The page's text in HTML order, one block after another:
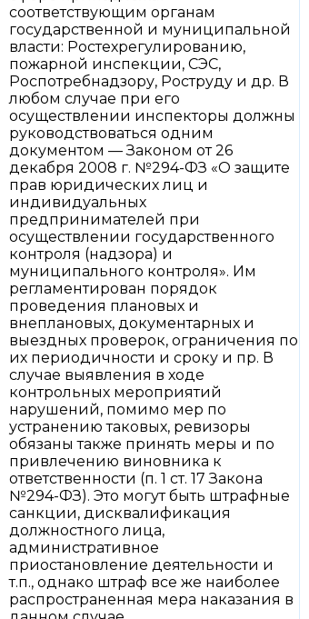
соответствующим органам
государственной и муниципальной
власти: Ростехрегулированию,
пожарной инспекции, СЭС,
Роспотребнадзору, Роструду и др. В
любом случае при его
осуществлении инспекторы должны
руководствоваться одним
документом — Законом от 26
декабря 2008 г. №294-ФЗ «О защите
прав юридических лиц и
индивидуальных
предпринимателей при
осуществлении государственного
контроля (надзора) и
муниципального контроля». Им
регламентирован порядок
проведения плановых и
внеплановых, документарных и
выездных проверок, ограничения по
их периодичности и сроку и пр. В
случае выявления в ходе
контрольных мероприятий
нарушений, помимо мер по
устранению таковых, ревизоры
обязаны также принять меры и по
привлечению виновника к
ответственности (п. 1 ст. 17 Закона
№294-ФЗ). Это могут быть штрафные
санкции, дисквалификация
должностного лица,
административное
приостановление деятельности и
т.п., однако штраф все же наиболее
распространенная мера наказания в